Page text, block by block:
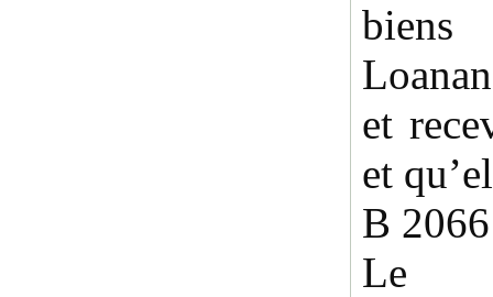
et
et
B
Le